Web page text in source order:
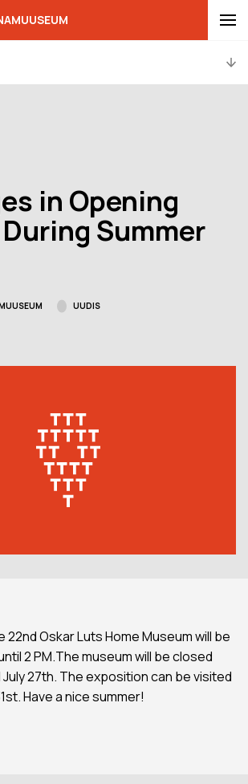
in Opening
Summer
UUDIS
22nd Oskar Luts Home Museum will be
2 PM.The museum will be closed
July 27th. The exposition can be visited
Have a nice summer!